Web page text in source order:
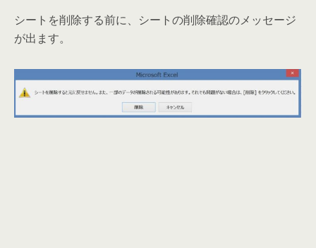
シートを削除する前に、シートの削除確認のメッセージ
が出ます。